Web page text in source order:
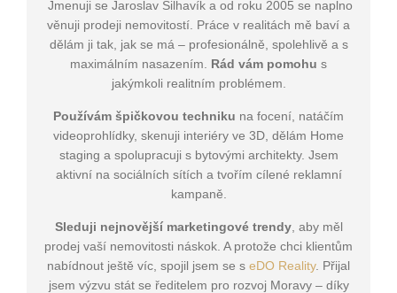
Jmenuji se Jaroslav Šilhavík a od roku 2005 se naplno
věnuji prodeji nemovitostí. Práce v realitách mě baví a
dělám ji tak, jak se má – profesionálně, spolehlivě a s
maximálním nasazením. Rád vám pomohu s
jakýmkoli realitním problémem.
Používám špičkovou techniku na focení, natáčím
videoprohlídky, skenuji interiéry ve 3D, dělám Home
staging a spolupracuji s bytovými architekty. Jsem
aktivní na sociálních sítích a tvořím cílené reklamní
kampaně.
Sleduji nejnovější marketingové trendy, aby měl
prodej vaší nemovitosti náskok. A protože chci klientům
nabídnout ještě víc, spojil jsem se s eDO Reality. Přijal
jsem výzvu stát se ředitelem pro rozvoj Moravy – díky